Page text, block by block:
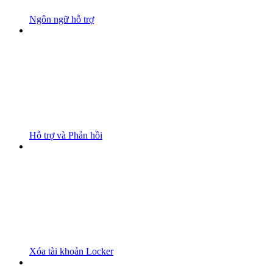
Ngôn ngữ hỗ trợ
Hỗ trợ và Phản hồi
Xóa tài khoản Locker